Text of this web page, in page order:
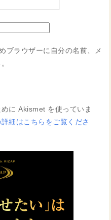
ブラウザーに自分の名前、メ
に Akismet を使っていま
細はこちらをご覧くださ